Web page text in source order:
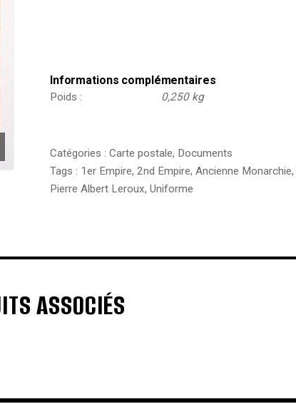
Informations complémentaires
Poids 0,250 kg
Catégories : Carte postale, Documents
Tags : 1er Empire, 2nd Empire, Ancienne Monarchie,
Pierre Albert Leroux, Uniforme
ASSOCIÉS